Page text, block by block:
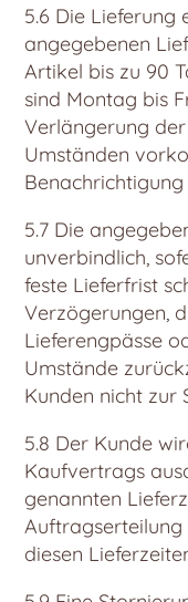
5.6 Die
angegebenen
Artikel bis zu 90
sind Montag bis
Verlängerung
Umständen
5.7 Die
unverbindlich,
feste Lieferfrist
Verzögerungen,
Lieferengpässe
Umstände
Kunden nicht zur
5.8 Der Kunde
Kaufvertrags
genannten
diesen